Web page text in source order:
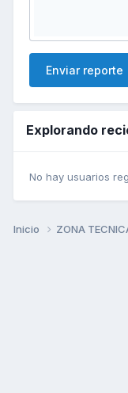
Enviar reporte
Explorando
No hay usuarios
Inicio ZONA